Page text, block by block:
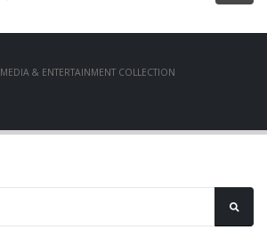
MEDIA & ENTERTAINMENT COLLECTION